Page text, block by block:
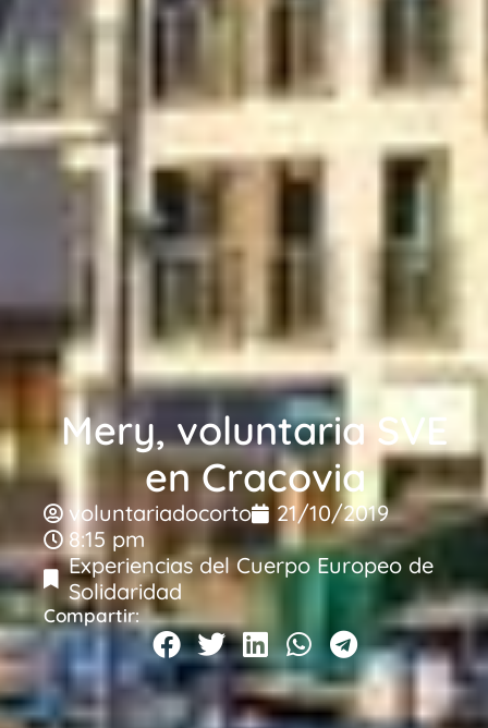
Mery, voluntaria SVE
en Cracovia
voluntariadocorto
21/10/2019
8:15 pm
Experiencias del Cuerpo Europeo de
Solidaridad
Compartir: